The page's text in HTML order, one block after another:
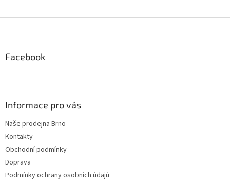
Facebook
Informace pro vás
Naše prodejna Brno
Kontakty
Obchodní podmínky
Doprava
Podmínky ochrany osobních údajů